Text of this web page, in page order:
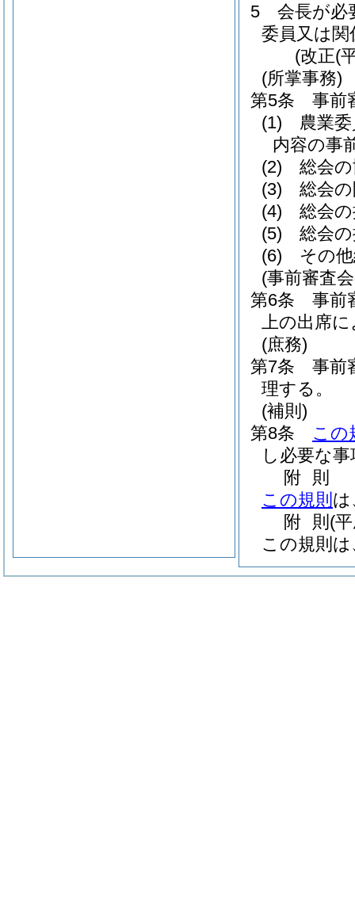
5
会長が必
委員又は
(改正(
(所掌事務)
第5条
事前
(1)
農業
内容の事
(2)
総会
(3)
総会
(4)
総会
(5)
総会
(6)
その
(事前審査
第6条
事前
上の出席
(庶務)
第7条
事前
理する。
(補則)
第8条
この
し必要な
附 則
この規則 は
附 則 (
この規則